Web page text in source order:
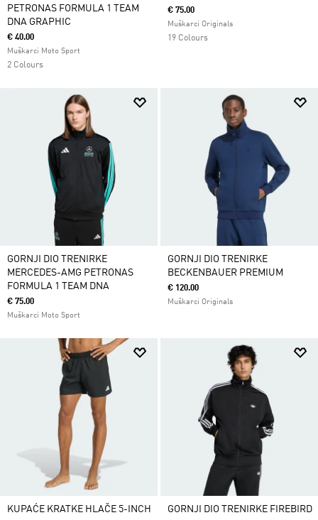
PETRONAS FORMULA 1 TEAM
DNA GRAPHIC
€ 40.00
Muškarci Moto Sport
2 Colours
€ 75.00
Muškarci Originals
19 Colours
GORNJI DIO TRENIRKE
MERCEDES-AMG PETRONAS
FORMULA 1 TEAM DNA
€ 75.00
Muškarci Moto Sport
GORNJI DIO TRENIRKE
BECKENBAUER PREMIUM
€ 120.00
Muškarci Originals
KUPAĆE KRATKE HLAČE 5-INCH GORNJI DIO TRENIRKE FIREBIRD